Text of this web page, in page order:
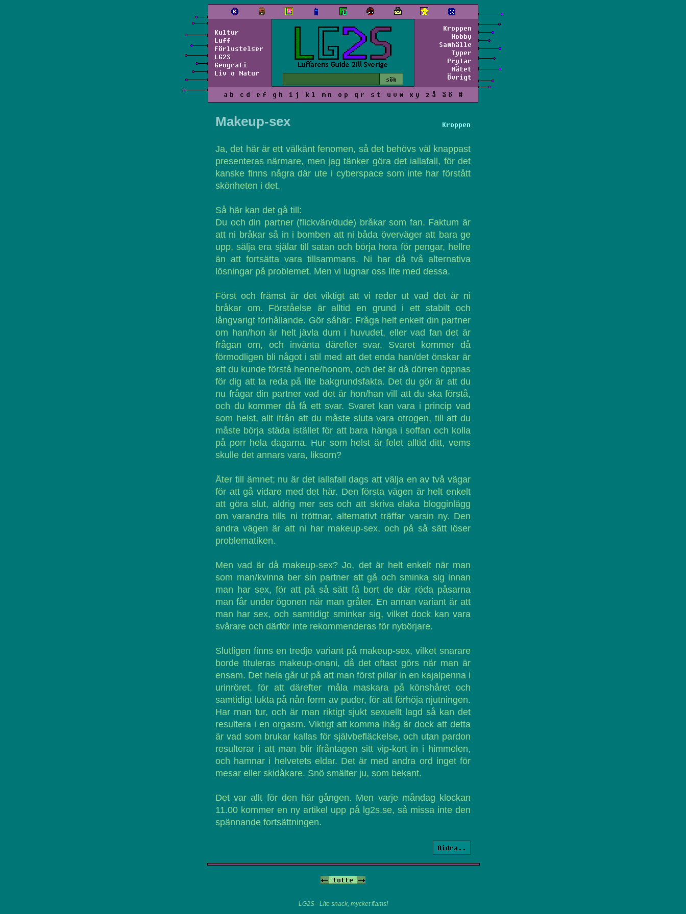
Kultur
Luff
Förlustelser
LG2S
Geografi
Liv o Natur
Kroppen
Hobby
Samhälle
Typer
Prylar
Nätet
Övrigt
a b c d e f g h i j k l m n o p q r s t u v w x y z å ä ö #
Kroppen
Makeup-sex
Ja, det här är ett välkänt fenomen, så det behövs väl knappast
presenteras närmare, men jag tänker göra det iallafall, för det
kanske finns några där ute i cyberspace som inte har förstått
skönheten i det.
Så här kan det gå till:
Du och din partner (flickvän/dude) bråkar som fan. Faktum är
att ni bråkar så in i bomben att ni båda överväger att bara ge
upp, sälja era själar till satan och börja hora för pengar, hellre
än att fortsätta vara tillsammans. Ni har då två alternativa
lösningar på problemet. Men vi lugnar oss lite med dessa.
Först och främst är det viktigt att vi reder ut vad det är ni
bråkar om. Förståelse är alltid en grund i ett stabilt och
långvarigt förhållande. Gör såhär: Fråga helt enkelt din partner
om han/hon är helt jävla dum i huvudet, eller vad fan det är
frågan om, och invänta därefter svar. Svaret kommer då
förmodligen bli något i stil med att det enda han/det önskar är
att du kunde förstå henne/honom, och det är då dörren öppnas
för dig att ta reda på lite bakgrundsfakta. Det du gör är att du
nu frågar din partner vad det är hon/han vill att du ska förstå,
och du kommer då få ett svar. Svaret kan vara i princip vad
som helst, allt ifrån att du måste sluta vara otrogen, till att du
måste börja städa istället för att bara hänga i soffan och kolla
på porr hela dagarna. Hur som helst är felet alltid ditt, vems
skulle det annars vara, liksom?
Åter till ämnet; nu är det iallafall dags att välja en av två vägar
för att gå vidare med det här. Den första vägen är helt enkelt
att göra slut, aldrig mer ses och att skriva elaka blogginlägg
om varandra tills ni tröttnar, alternativt träffar varsin ny. Den
andra vägen är att ni har makeup-sex, och på så sätt löser
problematiken.
Men vad är då makeup-sex? Jo, det är helt enkelt när man
som man/kvinna ber sin partner att gå och sminka sig innan
man har sex, för att på så sätt få bort de där röda påsarna
man får under ögonen när man gråter. En annan variant är att
man har sex, och samtidigt sminkar sig, vilket dock kan vara
svårare och därför inte rekommenderas för nybörjare.
Slutligen finns en tredje variant på makeup-sex, vilket snarare
borde tituleras makeup-onani, då det oftast görs när man är
ensam. Det hela går ut på att man först pillar in en kajalpenna i
urinröret, för att därefter måla maskara på könshåret och
samtidigt lukta på nån form av puder, för att förhöja njutningen.
Har man tur, och är man riktigt sjukt sexuellt lagd så kan det
resultera i en orgasm. Viktigt att komma ihåg är dock att detta
är vad som brukar kallas för självbefläckelse, och utan pardon
resulterar i att man blir ifråntagen sitt vip-kort in i himmelen,
och hamnar i helvetets eldar. Det är med andra ord inget för
mesar eller skidåkare. Snö smälter ju, som bekant.
Det var allt för den här gången. Men varje måndag klockan
11.00 kommer en ny artikel upp på lg2s.se, så missa inte den
spännande fortsättningen.
Bidra..
<- totte ->
LG2S - Lite snack, mycket flams!